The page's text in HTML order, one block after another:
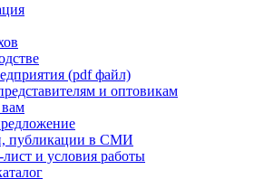
(pdf файл)
и оптовикам
публикации в СМИ
и условия работы